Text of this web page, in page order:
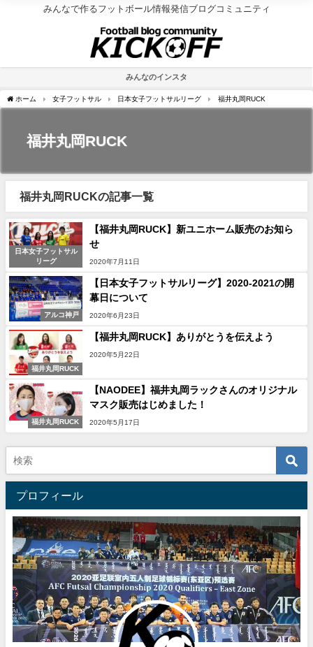
みんなで作るフットボール情報発信ブログコミュニティ
みんなのインスタ
ホーム 女子フットサル 日本女子フットサルリーグ 福井丸岡RUCK
福井丸岡RUCK
福井丸岡RUCKの記事一覧
日本女子フットサル
リーグ
【福井丸岡RUCK】新ユニホーム販売のお知ら
せ
2020年7月11日
アルコ神戸
【日本女子フットサルリーグ】2020-2021の開
幕日について
2020年6月23日
福井丸岡RUCK
【福井丸岡RUCK】ありがとうを伝えよう
2020年5月22日
福井丸岡RUCK
【NAODEE】福井丸岡ラックさんのオリジナル
マスク販売はじめました！
2020年5月17日
プロフィール